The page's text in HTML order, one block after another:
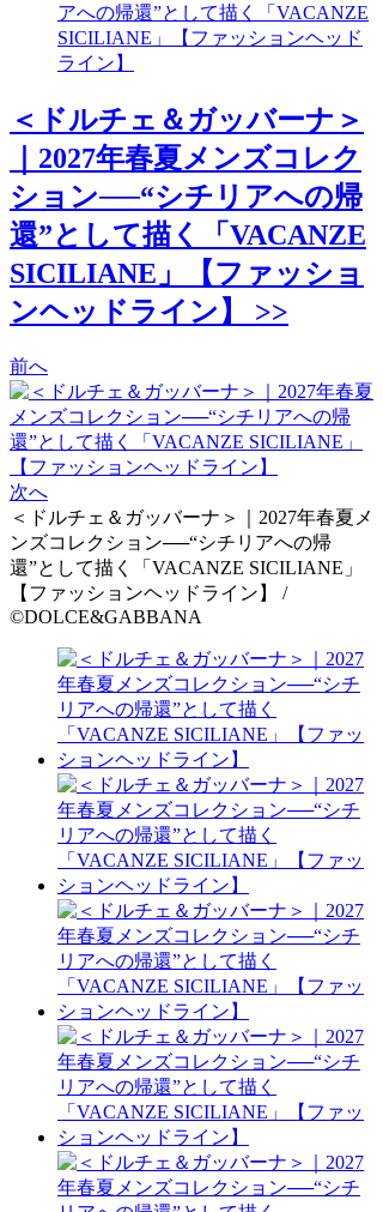
アへの帰還”として描く「VACANZE
SICILIANE」【ファッションヘッド
ライン】
＜ドルチェ＆ガッバーナ＞
｜2027年春夏メンズコレク
ション──“シチリアへの帰
還”として描く「VACANZE
SICILIANE」【ファッショ
ンヘッドライン】 >>
前へ
次へ
＜ドルチェ＆ガッバーナ＞｜2027年春夏メ
ンズコレクション──“シチリアへの帰
還”として描く「VACANZE SICILIANE」
【ファッションヘッドライン】 /
©DOLCE&GABBANA